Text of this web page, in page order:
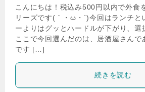
こんにちは！税込み500円以内で外食
リーズです(｀・ω・´)今回はランチと
ーよりはグッとハードルが下がり、選
ここで今回選んだのは、居酒屋さんで
です […]
続きを読む